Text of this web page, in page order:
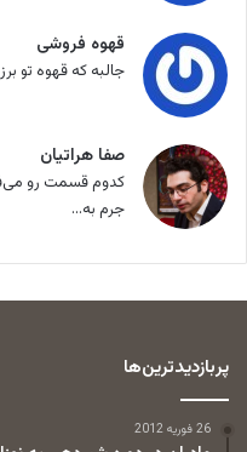
قهوه فروشی
جالبه که قهوه تو
صفا هراتیان
کدوم قسمت رو
جرم به...
پربازدیدترین‌ها
26 فوریه 2012